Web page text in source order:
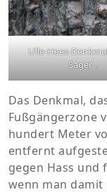
Ulle-Hees-
Sager ..
Das Denkmal,
Fußgängerzone
hundert Meter
entfernt
gegen Hass und
wenn man